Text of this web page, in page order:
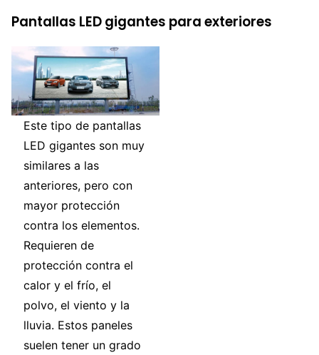
Pantallas LED gigantes para exteriores
Este tipo de pantallas
LED gigantes son muy
similares a las
anteriores, pero con
mayor protección
contra los elementos.
Requieren de
protección contra el
calor y el frío, el
polvo, el viento y la
lluvia. Estos paneles
suelen tener un grado